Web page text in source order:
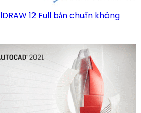
12 Full bản chuẩn không